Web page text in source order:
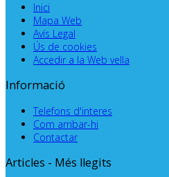
Inici
Mapa Web
Avís Legal
Ús de cookies
Accedir a la Web vella
Informació
Telefons d'interes
Com arribar-hi
Contactar
Articles - Més llegits